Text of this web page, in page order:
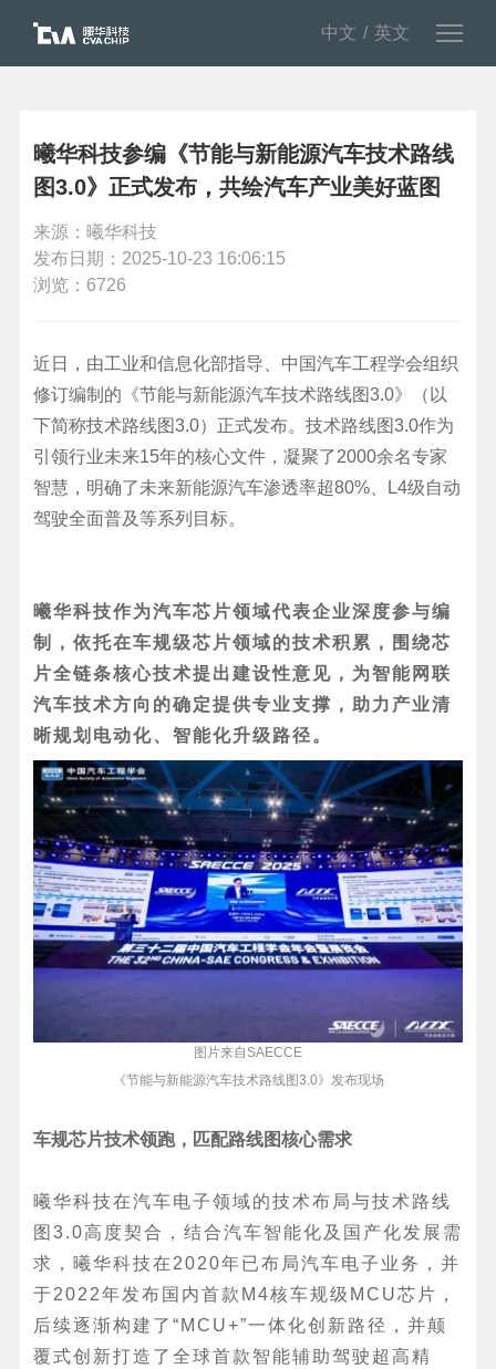
中文 英文
曦华科技参编《节能与新能源汽车技术路线
图3.0》正式发布，共绘汽车产业美好蓝图
来源：曦华科技
发布日期：2025-10-23 16:06:15
浏览：6726
近日，由工业和信息化部指导、中国汽车工程学会组织
修订编制的《节能与新能源汽车技术路线图3.0》（以
下简称技术路线图3.0）正式发布。技术路线图3.0作为
引领行业未来15年的核心文件，凝聚了2000余名专家
智慧，明确了未来新能源汽车渗透率超80%、L4级自动
驾驶全面普及等系列目标。
曦华科技作为汽车芯片领域代表企业深度参与编
制，依托在车规级芯片领域的技术积累，围绕芯
片全链条核心技术提出建设性意见，为智能网联
汽车技术方向的确定提供专业支撑，助力产业清
晰规划电动化、智能化升级路径。
图片来自SAECCE
《节能与新能源汽车技术路线图3.0》发布现场
车规芯片技术领跑，匹配路线图核心需求
曦华科技在汽车电子领域的技术布局与技术路线
图3.0高度契合，结合汽车智能化及国产化发展需
求，曦华科技在2020年已布局汽车电子业务，并
于2022年发布国内首款M4核车规级MCU芯片，
后续逐渐构建了“MCU+”一体化创新路径，并颠
覆式创新打造了全球首款智能辅助驾驶超高精